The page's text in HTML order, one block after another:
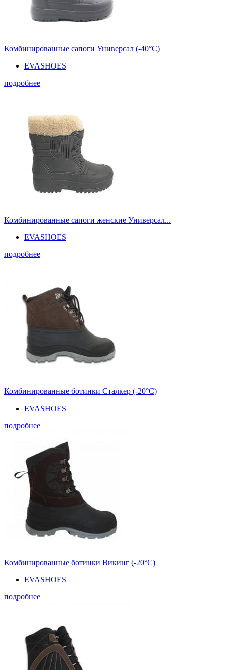
Комбинированные сапоги Универсал (-40°С)
EVASHOES
подробнее
Комбинированные сапоги женские Универсал...
EVASHOES
подробнее
Комбинированные ботинки Сталкер (-20°С)
EVASHOES
подробнее
Комбинированные ботинки Викинг (-20°С)
EVASHOES
подробнее